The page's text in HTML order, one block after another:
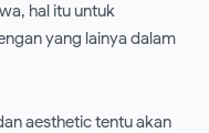
hal itu untuk
yang lainya dalam
aesthetic tentu akan